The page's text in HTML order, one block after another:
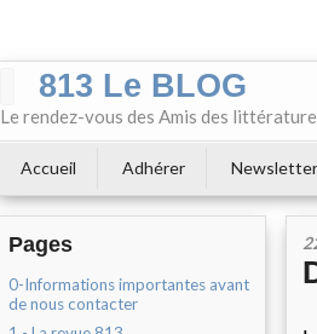
813 Le BLOG
Le rendez-vous des Amis des
Accueil Adhérer Newsletter
Pages
0-Informations importantes avant
de nous contacter